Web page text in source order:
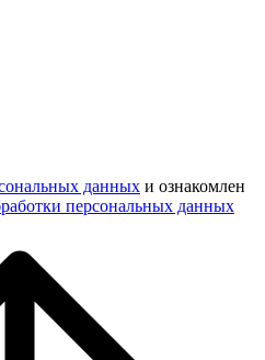
данных и ознакомлен
персональных данных